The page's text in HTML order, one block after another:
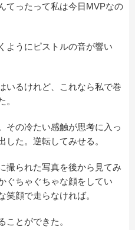
てったって私は今日MVPなの
ようにピストルの音が響い
るけれど、これなら私で巻
。
の冷たい感触が思考に入っ
た。逆転してみせる。
られた写真を後から見てみ
ぐちゃぐちゃな顔をしてい
笑顔で走らなければ。
とができた。